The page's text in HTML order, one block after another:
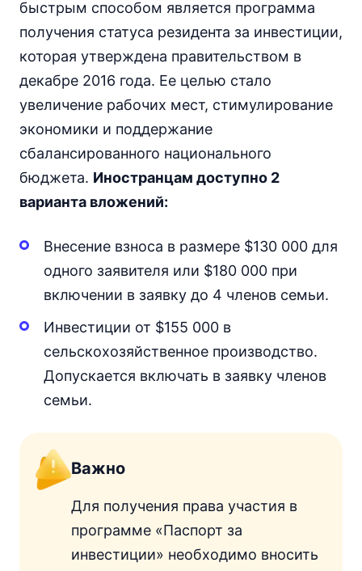
быстрым способом является программа
получения статуса резидента за инвестиции,
которая утверждена правительством в
декабре 2016 года. Ее целью стало
увеличение рабочих мест, стимулирование
экономики и поддержание
сбалансированного национального
бюджета. Иностранцам доступно 2
варианта вложений:
Внесение взноса в размере $130 000 для
одного заявителя или $180 000 при
включении в заявку до 4 членов семьи.
Инвестиции от $155 000 в
сельскохозяйственное производство.
Допускается включать в заявку членов
семьи.
Важно
Для получения права участия в
программе «Паспорт за
инвестиции» необходимо вносить